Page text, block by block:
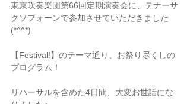
東京吹奏楽団第66回定期演奏会に、テナーサ
クソフォーンで参加させていただきました
(*^^*)
【Festival!】のテーマ通り、お祭り尽くしの
プログラム！
リハーサルを含めた4日間、大変お世話にな